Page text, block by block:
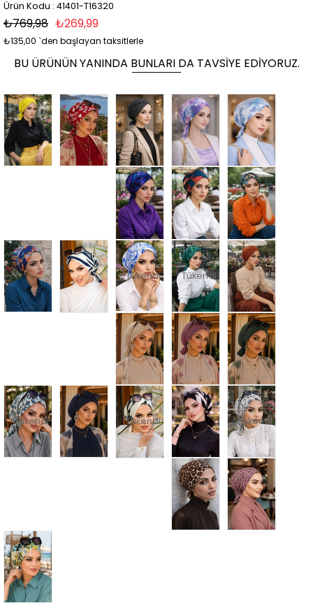
Ürün Kodu : 41401-T16320
₺769,98 ₺269,99
₺135,00 `den başlayan taksitlerle
BU ÜRÜNÜN YANINDA BUNLARI DA TAVSIYE EDIYORUZ.
Tükendi Tükendi
Tükendi Tükendi Tükendi